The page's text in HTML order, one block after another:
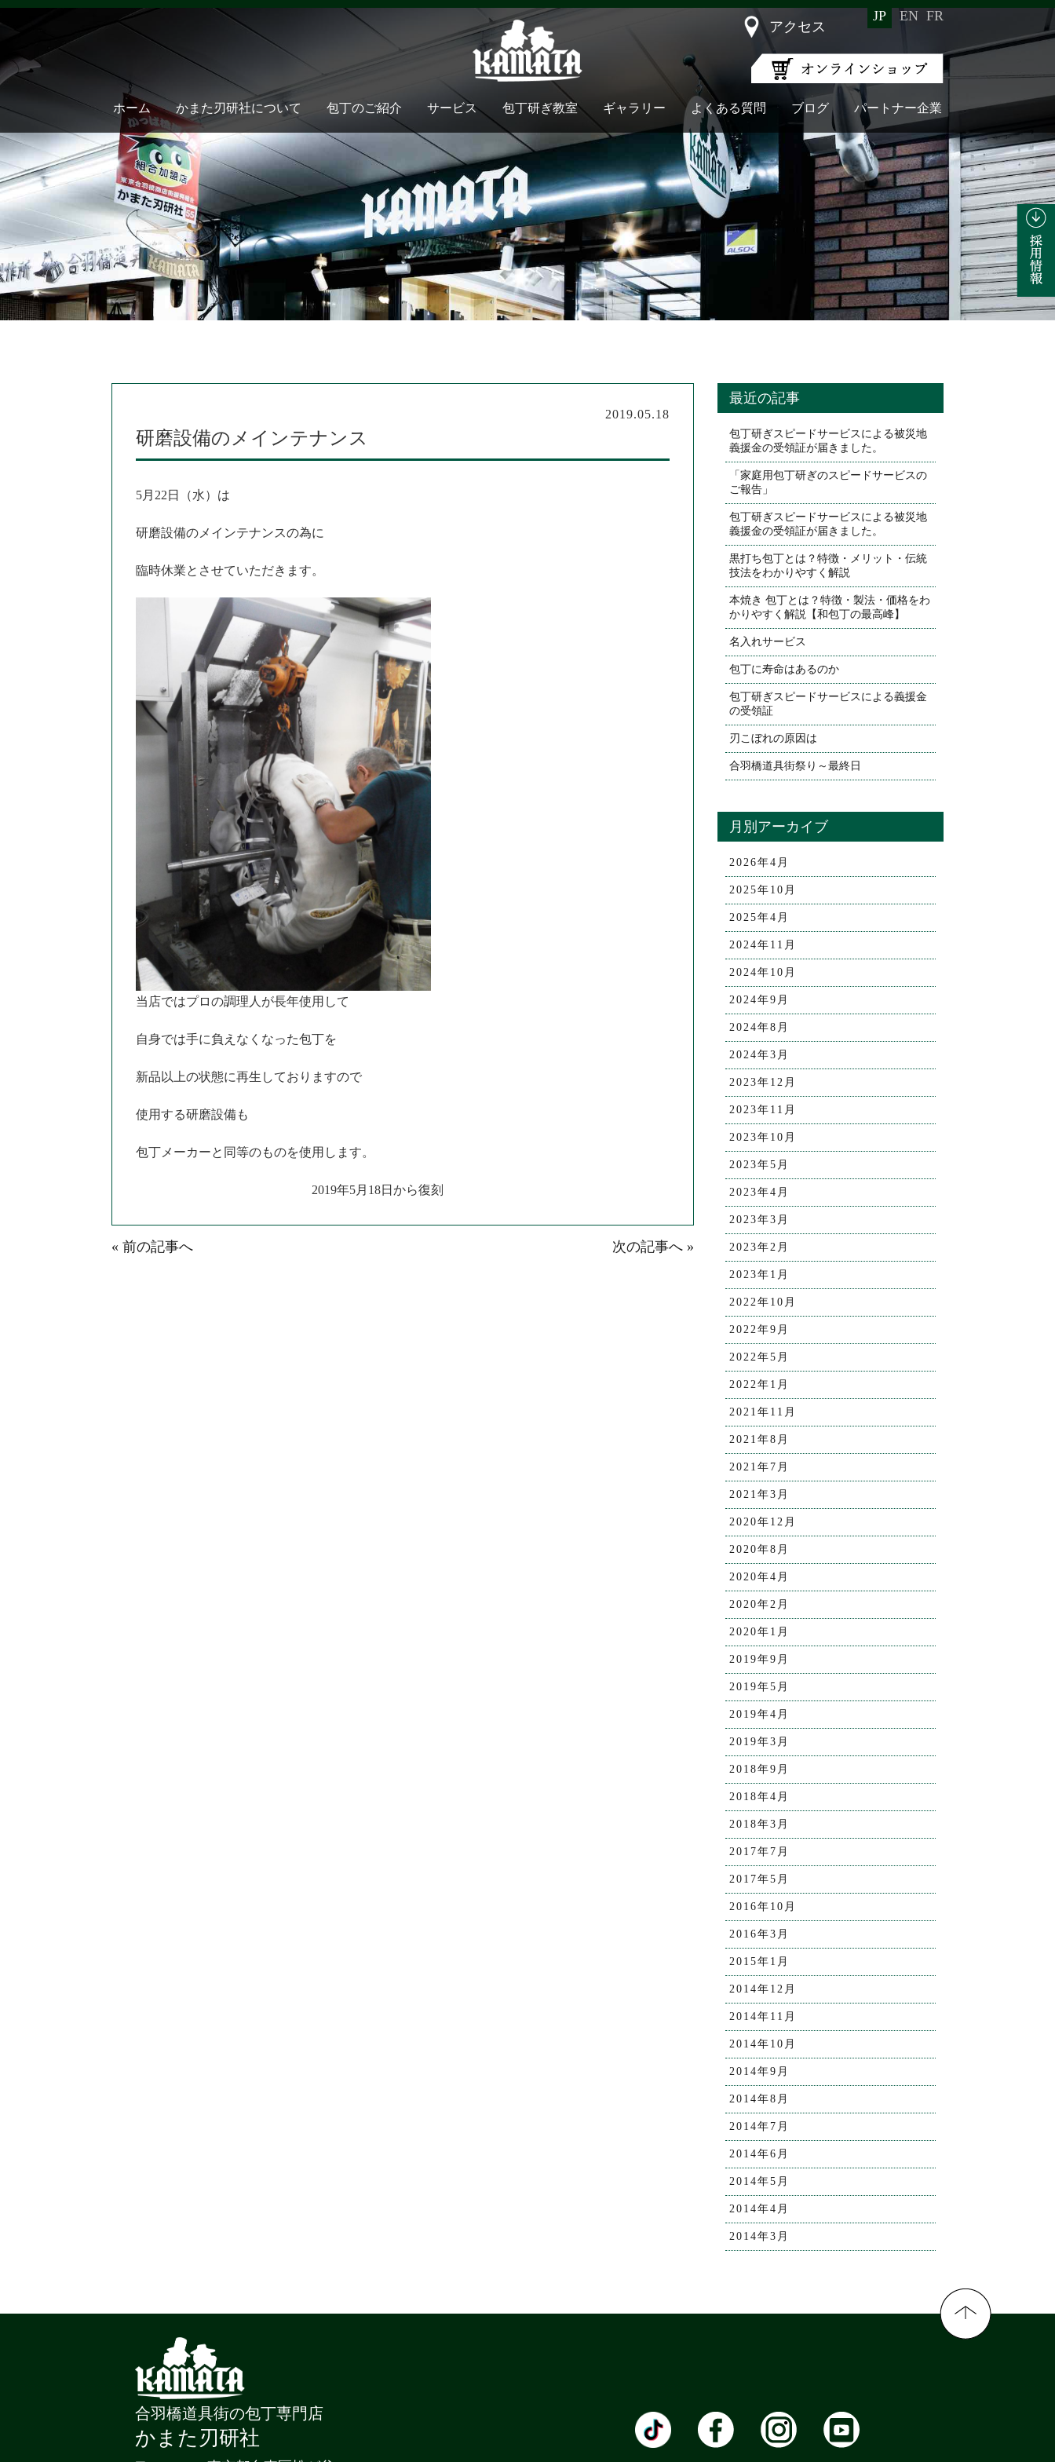
EN FR
JP
ホーム かまた刃研社について 包丁のご紹介 サービス 包丁研ぎ教室 ギャラリー よくある質問 ブログ パートナー企業
アクセス
2019.05.18
研磨設備のメインテナンス
5月22日（水）は
研磨設備のメインテナンスの為に
臨時休業とさせていただきます。
当店ではプロの調理人が長年使用して
自身では手に負えなくなった包丁を
新品以上の状態に再生しておりますので
使用する研磨設備も
包丁メーカーと同等のものを使用します。
2019年5月18日から復刻
« 前の記事へ 次の記事へ »
最近の記事
包丁研ぎスピードサービスによる被災地
義援金の受領証が届きました。
「家庭用包丁研ぎのスピードサービスの
ご報告」
包丁研ぎスピードサービスによる被災地
義援金の受領証が届きました。
黒打ち包丁とは？特徴・メリット・伝統
技法をわかりやすく解説
本焼き 包丁とは？特徴・製法・価格をわ
かりやすく解説【和包丁の最高峰】
名入れサービス
包丁に寿命はあるのか
包丁研ぎスピードサービスによる義援金
の受領証
刃こぼれの原因は
合羽橋道具街祭り～最終日
月別アーカイブ
2026年4月
2025年10月
2025年4月
2024年11月
2024年10月
2024年9月
2024年8月
2024年3月
2023年12月
2023年11月
2023年10月
2023年5月
2023年4月
2023年3月
2023年2月
2023年1月
2022年10月
2022年9月
2022年5月
2022年1月
2021年11月
2021年8月
2021年7月
2021年3月
2020年12月
2020年8月
2020年4月
2020年2月
2020年1月
2019年9月
2019年5月
2019年4月
2019年3月
2018年9月
2018年4月
2018年3月
2017年7月
2017年5月
2016年10月
2016年3月
2015年1月
2014年12月
2014年11月
2014年10月
2014年9月
2014年8月
2014年7月
2014年6月
2014年5月
2014年4月
2014年3月
合羽橋道具街の包丁専門店
かまた刃研社